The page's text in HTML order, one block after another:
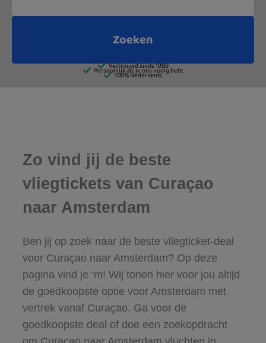
Zo vind jij de beste
vliegtickets van Curaçao
naar Amsterdam
Ben jij op zoek naar de beste vliegticket-deal
voor Curaçao naar Amsterdam? Op deze
pagina vind je ‘m! Wij tonen hier voor jou altijd
de goedkoopste optie voor Amsterdam met
vertrek vanaf Curaçao. Ga voor de
goedkoopste deal of doe een zoekopdracht